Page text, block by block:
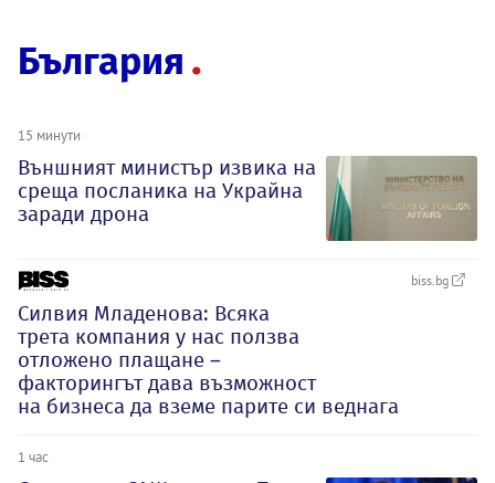
България
15 минути
Външният министър извика на
среща посланика на Украйна
заради дрона
biss.bg
Силвия Младенова: Всяка
трета компания у нас ползва
отложено плащане –
факторингът дава възможност
на бизнеса да вземе парите си веднага
1 час